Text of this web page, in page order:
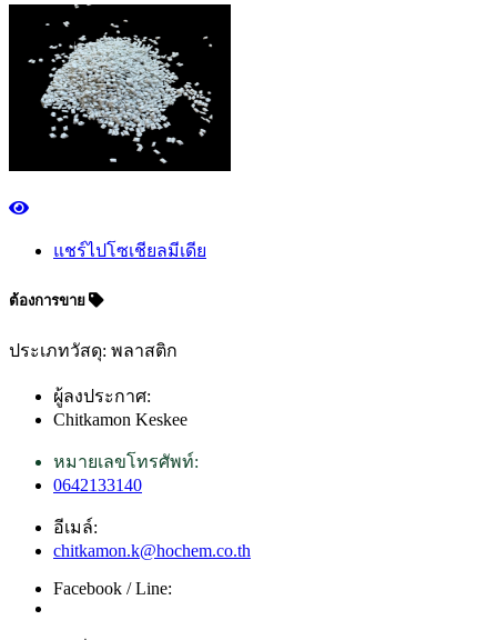
แชร์ไปโซเชียลมีเดีย
ต้องการขาย
ประเภทวัสดุ: พลาสติก
ผู้ลงประกาศ:
Chitkamon Keskee
หมายเลขโทรศัพท์:
0642133140
อีเมล์:
chitkamon.k@hochem.co.th
Facebook / Line: